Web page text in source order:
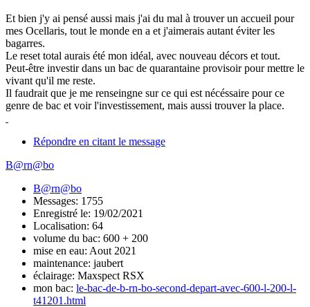
Et bien j'y ai pensé aussi mais j'ai du mal à trouver un accueil pour
mes Ocellaris, tout le monde en a et j'aimerais autant éviter les
bagarres.
Le reset total aurais été mon idéal, avec nouveau décors et tout.
Peut-être investir dans un bac de quarantaine provisoir pour mettre le
vivant qu'il me reste.
Il faudrait que je me renseingne sur ce qui est nécéssaire pour ce
genre de bac et voir l'investissement, mais aussi trouver la place.
Répondre en citant le message
B@rn@bo
B@rn@bo
Messages: 1755
Enregistré le: 19/02/2021
Localisation: 64
volume du bac: 600 + 200
mise en eau: Aout 2021
maintenance: jaubert
éclairage: Maxspect RSX
mon bac: le-bac-de-b-rn-bo-second-depart-avec-600-l-200-l-
t41201.html